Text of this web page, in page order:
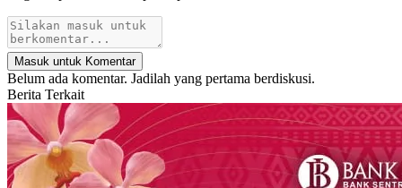
Masuk untuk Komentar
Belum ada komentar. Jadilah yang pertama berdiskusi.
Berita Terkait